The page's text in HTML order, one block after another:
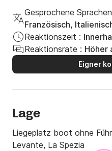
Gesprochene
Französisch,
Reaktionszeit :
Reaktionsrate : Höher
Eigner
Lage
Liegeplatz boot ohne
Levante, La Spezia